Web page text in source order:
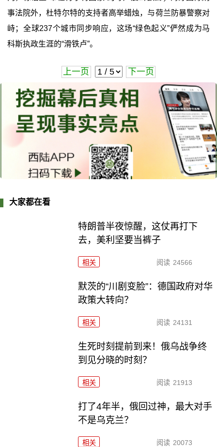
事法院外，杜特尔特的支持者高举蜡烛，与荷兰防暴警察对
峙；全球237个城市同步响应，这场“绿色起义”俨然成为马
科斯执政生涯的“滑铁卢”。
上一页 下一页
大家都在看
特朗普半夜惊醒，这仗再打下
去，美利坚要当裤子
相关 阅读 24566
默茨的“川剧变脸”：德国政府对华
政策大转向？
相关 阅读 24131
生死时刻提前到来！俄乌战争终
到见分晓的时刻？
相关 阅读 21913
打了4年半，俄回过神，最大对手
不是乌克兰？
相关 阅读 20073